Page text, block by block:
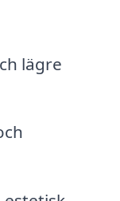
lägre